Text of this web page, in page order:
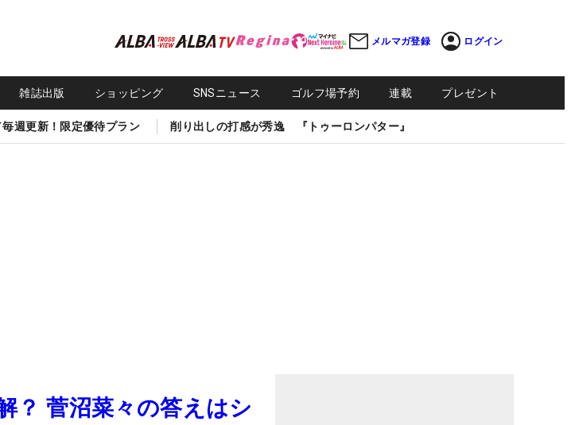
メルマガ登録 ログイン
雑誌出版 ショッピング SNSニュース ゴルフ場予約 連載 プレゼント
毎週更新！限定優待プラン 削り出しの打感が秀逸 『トゥーロンパター』
？ 菅沼菜々の答えはシ